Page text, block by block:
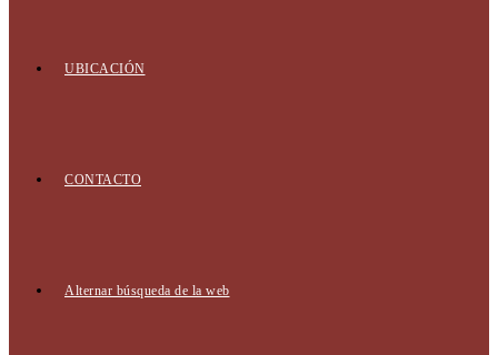
UBICACIÓN
CONTACTO
Alternar búsqueda de la web